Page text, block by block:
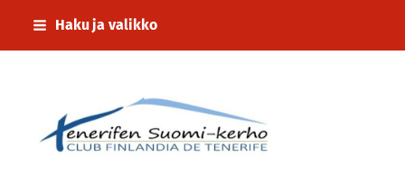
Siirry
sivun
Haku ja valikko
Tenerifen Suomi-kerho